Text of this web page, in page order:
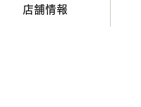
店舗情報